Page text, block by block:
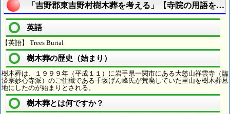
「吉野郡東吉野村樹木葬を考える」【寺院の用語を知
英語
【英語】 Trees Burial
樹木葬の歴史（始まり）
樹木葬は、１９９９年（平成１１）に岩手県一関市にある大慈山祥雲寺（臨
済宗妙心寺派）のご住職である千坂げん峰氏が荒廃していた里山を樹木葬墓
地にしたのが始まりとされる。
樹木葬とは何ですか？